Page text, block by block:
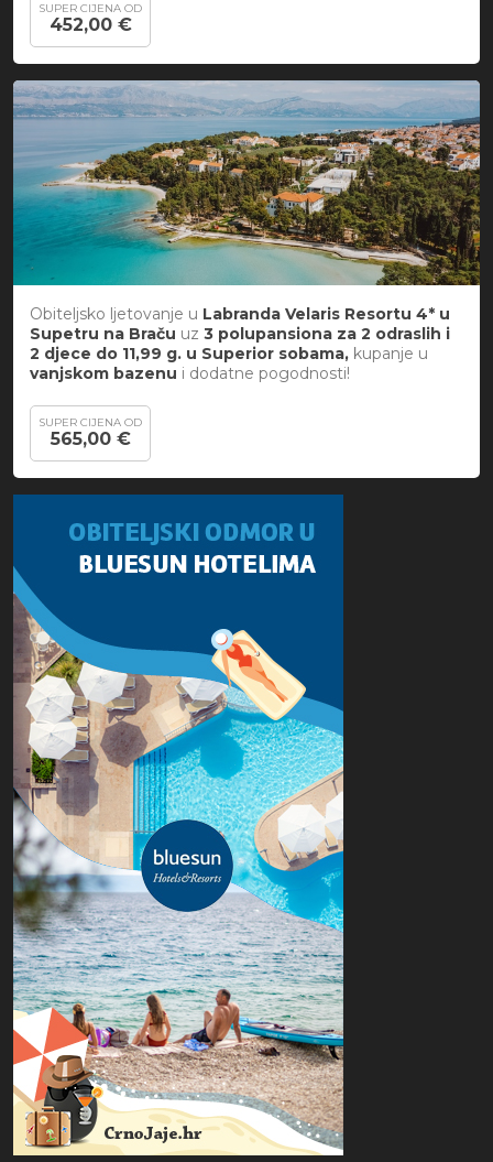
SUPER CIJENA OD
452,00 €
Obiteljsko ljetovanje u Labranda Velaris Resortu 4* u
Supetru na Braču uz 3 polupansiona za 2 odraslih i
2 djece do 11,99 g. u Superior sobama, kupanje u
vanjskom bazenu i dodatne pogodnosti!
SUPER CIJENA OD
565,00 €